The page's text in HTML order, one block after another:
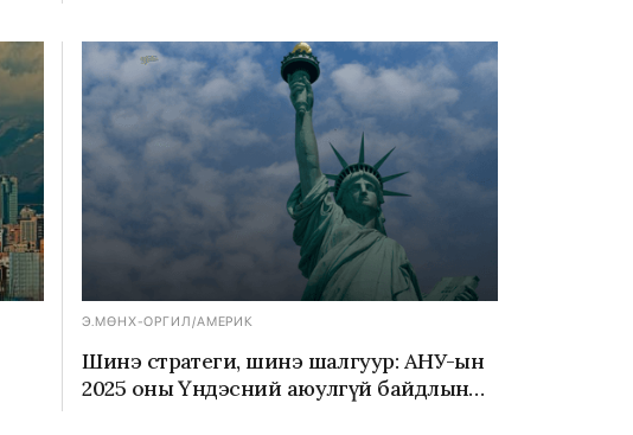
Э.МӨНХ-ОРГИЛ /АМЕРИК
Шинэ стратеги, шинэ шалгуур: АНУ-ын
2025 оны Үндэсний аюулгүй байдлын